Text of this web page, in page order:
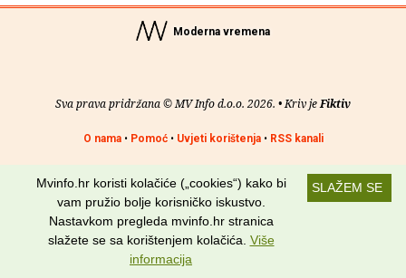
Moderna vremena
Sva prava pridržana © MV Info d.o.o. 2026. • Kriv jeFiktiv
O nama• Pomoć• Uvjeti korištenja• RSS kanali
SLAŽEM SE
Mvinfo.hr koristi kolačiće („cookies“) kako bi
vam pružio bolje korisničko iskustvo.
Nastavkom pregleda mvinfo.hr stranica
slažete se sa korištenjem kolačića. Više
informacija